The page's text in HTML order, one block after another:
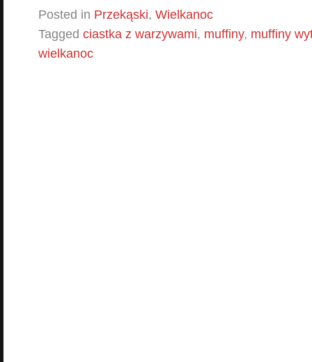
Posted in Przekąski, Wielkanoc
Tagged ciastka z warzywami, muffiny, muffiny
wielkanoc